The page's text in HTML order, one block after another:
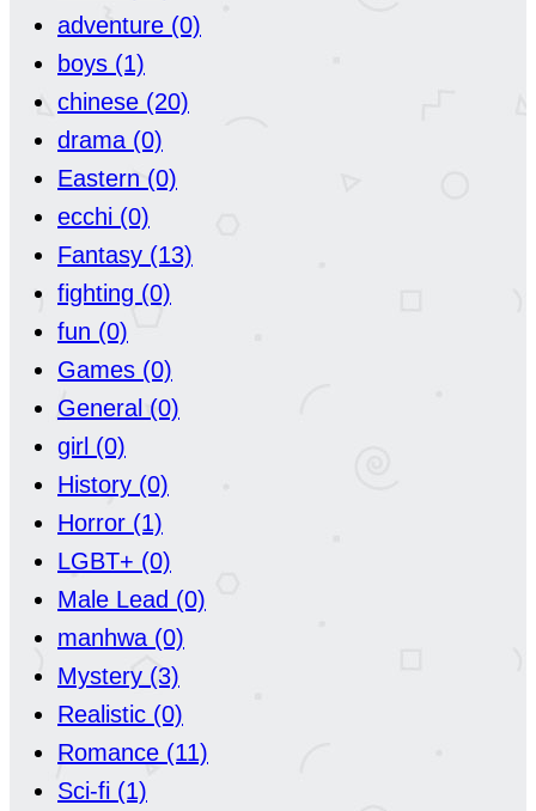
adventure (0)
boys (1)
chinese (20)
drama (0)
Eastern (0)
ecchi (0)
Fantasy (13)
fighting (0)
fun (0)
Games (0)
General (0)
girl (0)
History (0)
Horror (1)
LGBT+ (0)
Male Lead (0)
manhwa (0)
Mystery (3)
Realistic (0)
Romance (11)
Sci-fi (1)